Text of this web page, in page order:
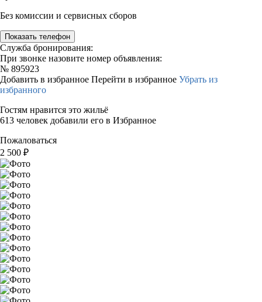
Без комиссии и сервисных сборов
Показать телефон
Служба бронирования:
При звонке назовите номер объявления:
№ 895923
Добавить в избранное Перейти в избранное Убрать из
избранного
Гостям нравится это жильё
613 человек добавили его в Избранное
Пожаловаться
2 500 ₽